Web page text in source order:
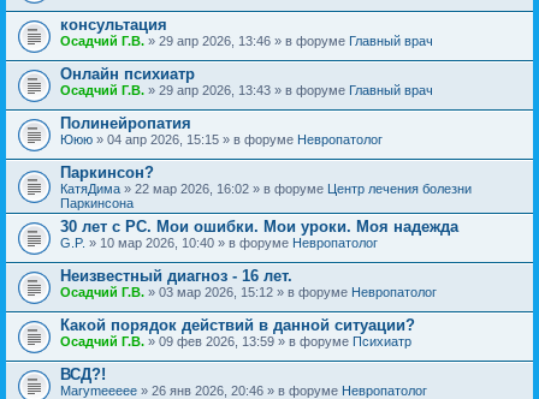
консультация
Осадчий Г.В. » 29 апр 2026, 13:46 » в форуме Главный врач
Онлайн психиатр
Осадчий Г.В. » 29 апр 2026, 13:43 » в форуме Главный врач
Полинейропатия
Ююю » 04 апр 2026, 15:15 » в форуме Невропатолог
Паркинсон?
КатяДима » 22 мар 2026, 16:02 » в форуме Центр лечения болезни
Паркинсона
30 лет с РС. Мои ошибки. Мои уроки. Моя надежда
G.P. » 10 мар 2026, 10:40 » в форуме Невропатолог
Неизвестный диагноз - 16 лет.
Осадчий Г.В. » 03 мар 2026, 15:12 » в форуме Невропатолог
Какой порядок действий в данной ситуации?
Осадчий Г.В. » 09 фев 2026, 13:59 » в форуме Психиатр
ВСД?!
Marymeeeee » 26 янв 2026, 20:46 » в форуме Невропатолог